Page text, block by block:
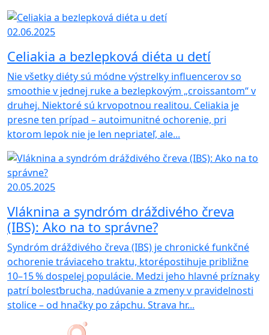
02.06.2025
Celiakia a bezlepková diéta u detí
Nie všetky diéty sú módne výstrelky influencerov so
smoothie v jednej ruke a bezlepkovým „croissantom“ v
druhej. Niektoré sú krvopotnou realitou. Celiakia je
presne ten prípad – autoimunitné ochorenie, pri
ktorom lepok nie je len nepriateľ, ale...
20.05.2025
Vláknina a syndróm dráždivého čreva
(IBS): Ako na to správne?
Syndróm dráždivého čreva (IBS) je chronické funkčné
ochorenie tráviaceho traktu, ktorépostihuje približne
10–15 % dospelej populácie. Medzi jeho hlavné príznaky
patrí bolesťbrucha, nadúvanie a zmeny v pravidelnosti
stolice – od hnačky po zápchu. Strava hr...